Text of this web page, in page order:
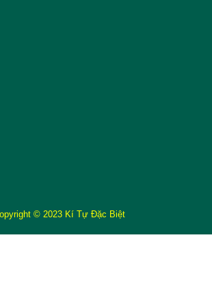
© 2023 Kí Tự Đặc Biệt